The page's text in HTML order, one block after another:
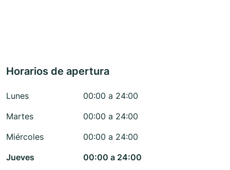
Horarios de apertura
Lunes
00:00 a 24:00
Martes
00:00 a 24:00
Miércoles
00:00 a 24:00
Jueves
00:00 a 24:00